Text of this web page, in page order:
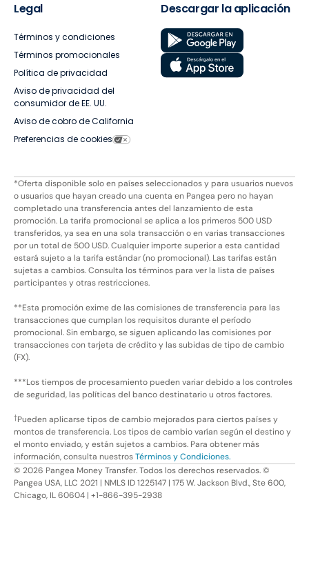
Legal
Términos y condiciones
Términos promocionales
Política de privacidad
Aviso de privacidad del
consumidor de EE. UU.
Aviso de cobro de California
Preferencias de cookies
Descargar la aplicación
*Oferta disponible solo en países seleccionados y para usuarios nuevos
o usuarios que hayan creado una cuenta en Pangea pero no hayan
completado una transferencia antes del lanzamiento de esta
promoción. La tarifa promocional se aplica a los primeros 500 USD
transferidos, ya sea en una sola transacción o en varias transacciones
por un total de 500 USD. Cualquier importe superior a esta cantidad
estará sujeto a la tarifa estándar (no promocional). Las tarifas están
sujetas a cambios. Consulta los términos para ver la lista de países
participantes y otras restricciones.
**Esta promoción exime de las comisiones de transferencia para las
transacciones que cumplan los requisitos durante el período
promocional. Sin embargo, se siguen aplicando las comisiones por
transacciones con tarjeta de crédito y las subidas de tipo de cambio
(FX).
***Los tiempos de procesamiento pueden variar debido a los controles
de seguridad, las políticas del banco destinatario u otros factores.
†Pueden aplicarse tipos de cambio mejorados para ciertos países y
montos de transferencia. Los tipos de cambio varían según el destino y
el monto enviado, y están sujetos a cambios. Para obtener más
información, consulta nuestrosTérminos y Condiciones.
© 2026 Pangea Money Transfer. Todos los derechos reservados. ©
Pangea USA, LLC 2021 | NMLS ID 1225147 | 175 W. Jackson Blvd., Ste 600,
Chicago, IL 60604 | +1-866-395-2938